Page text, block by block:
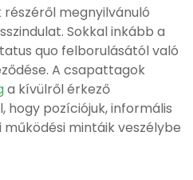
megnyilvánuló
Sokkal inkább a
quo felborulásától való
A csapattagok
a kívülről érkező
pozíciójuk, informális
mintáik veszélybe